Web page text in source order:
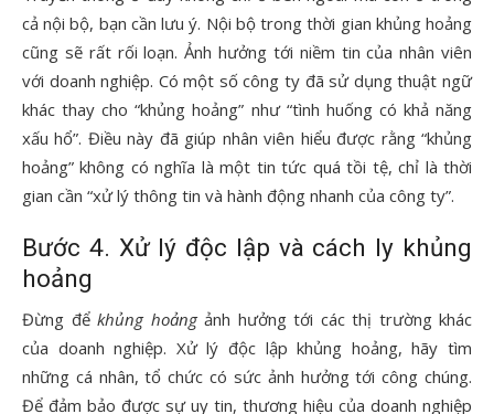
cả nội bộ, bạn cần lưu ý. Nội bộ trong thời gian khủng hoảng
cũng sẽ rất rối loạn. Ảnh hưởng tới niềm tin của nhân viên
với doanh nghiệp. Có một số công ty đã sử dụng thuật ngữ
khác thay cho “khủng hoảng” như “tình huống có khả năng
xấu hổ”. Điều này đã giúp nhân viên hiểu được rằng “khủng
hoảng” không có nghĩa là một tin tức quá tồi tệ, chỉ là thời
gian cần “xử lý thông tin và hành động nhanh của công ty”.
Bước 4. Xử lý độc lập và cách ly khủng
hoảng
Đừng để khủng hoảngảnh hưởng tới các thị trường khác
của doanh nghiệp. Xử lý độc lập khủng hoảng, hãy tìm
những cá nhân, tổ chức có sức ảnh hưởng tới công chúng.
Để đảm bảo được sự uy tin, thương hiệu của doanh nghiệp